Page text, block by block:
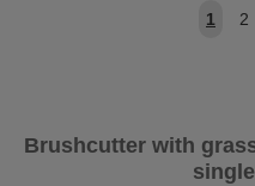
1 2
Brushcutter with